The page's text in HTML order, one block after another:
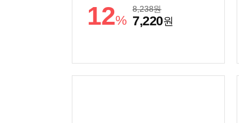
HVI(그룹3) / ACEA 등급:C2,C3 / DPF장
착차량용 / MB229.51
12%
8,238원
7,220원